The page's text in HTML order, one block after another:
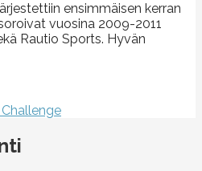
ensimmäisen kerran
vuosina 2009-2011
Rautio Sports. Hyvän